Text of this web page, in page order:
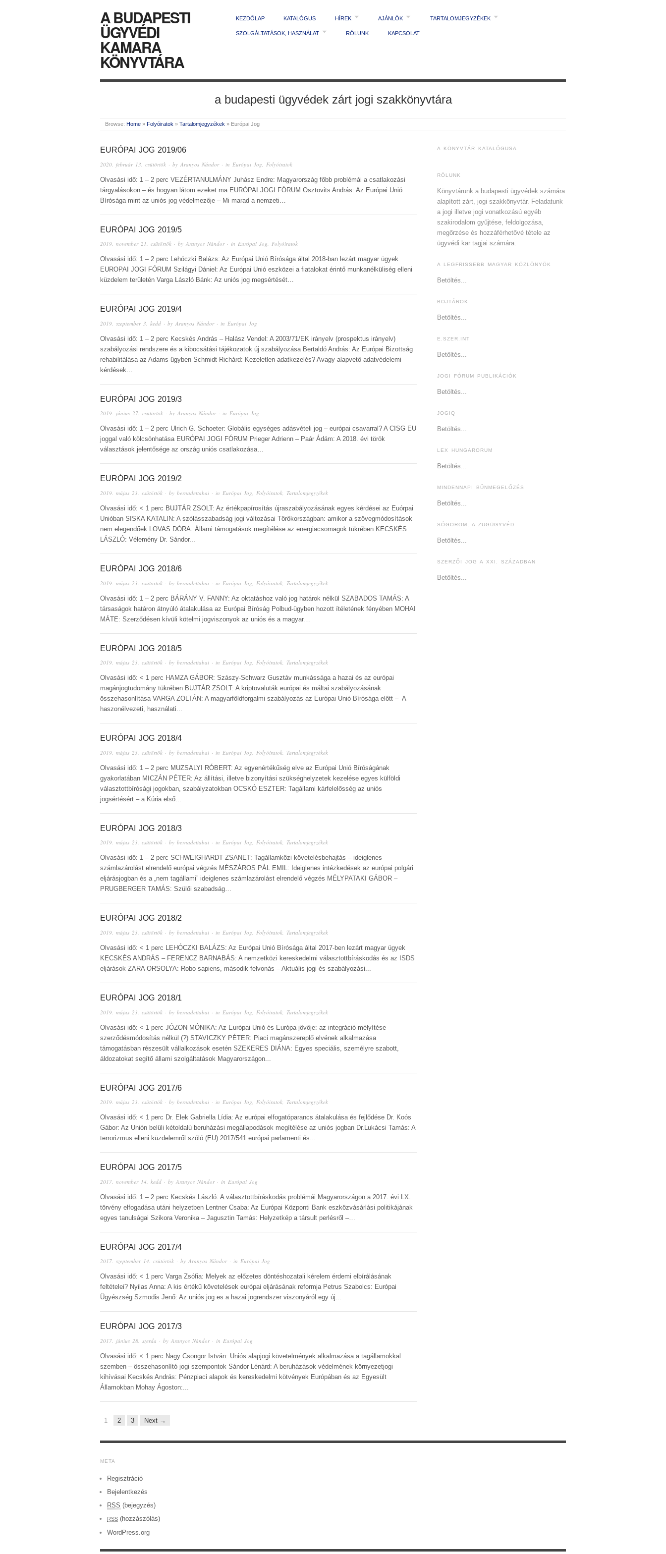
A BUDAPESTI
ÜGYVÉDI
KAMARA
KÖNYVTÁRA
KEZDŐLAP KATALÓGUS HÍREK AJÁNLÓK TARTALOMJEGYZÉKEK
SZOLGÁLTATÁSOK, HASZNÁLAT RÓLUNK KAPCSOLAT
a budapesti ügyvédek zárt jogi szakkönyvtára
Browse: Home » Folyóiratok » Tartalomjegyzékek » Európai Jog
EURÓPAI JOG 2019/06
2020. február 13. csütörtök · by Aranyos Nándor· in Európai Jog Folyóiratok
Olvasási idő: 1 – 2 perc VEZÉRTANULMÁNY Juhász Endre: Magyarország főbb problémái a csatlakozási
tárgyalásokon – és hogyan látom ezeket ma EURÓPAI JOGI FÓRUM Osztovits András: Az Európai Unió
Bírósága mint az uniós jog védelmezője – Mi marad a nemzeti…
EURÓPAI JOG 2019/5
2019. november 21. csütörtök · by Aranyos Nándor· in Európai Jog, Folyóiratok
Olvasási idő: 1 – 2 perc Lehóczki Balázs: Az Európai Unió Bírósága által 2018-ban lezárt magyar ügyek
EUROPAI JOGI FÓRUM Szilágyi Dániel: Az Európai Unió eszközei a fiatalokat érintő munkanélküliség elleni
küzdelem területén Varga László Bánk: Az uniós jog megsértését…
EURÓPAI JOG 2019/4
2019. szeptember 3. kedd · by Aranyos Nándor· in Európai Jog
Olvasási idő: 1 – 2 perc Kecskés András – Halász Vendel: A 2003/71/EK irányelv (prospektus irányelv)
szabályozási rendszere és a kibocsátási tájékozatok új szabályozása Bertaldó András: Az Európai Bizottság
rehabilitálása az Adams-ügyben Schmidt Richárd: Kezeletlen adatkezelés? Avagy alapvető adatvédelemi
kérdések…
EURÓPAI JOG 2019/3
2019. június 27. csütörtök · by Aranyos Nándor· in Európai Jog
Olvasási idő: 1 – 2 perc Ulrich G. Schoeter: Globális egységes adásvételi jog – európai csavarral? A CISG EU
joggal való kölcsönhatása EURÓPAI JOGI FÓRUM Prieger Adrienn – Paár Ádám: A 2018. évi török
választások jelentősége az ország uniós csatlakozása…
EURÓPAI JOG 2019/2
2019. május 23. csütörtök · by bernadettabai · in Európai Jog Folyóiratok Tartalomjegyzékek
Olvasási idő: < 1 perc BUJTÁR ZSOLT: Az értékpapírosítás újraszabályozásának egyes kérdései az Euórpai
Unióban SISKA KATALIN: A szólásszabadság jogi változásai Törökországban: amikor a szövegmódosítások
nem elegendőek LOVAS DÓRA: Állami támogatások megítélése az energiacsomagok tükrében KECSKÉS
LÁSZLÓ: Vélemény Dr. Sándor...
EURÓPAI JOG 2018/6
2019. május 23. csütörtök · by bernadettabai · in Európai Jog Folyóiratok Tartalomjegyzékek
Olvasási idő: 1 – 2 perc BÁRÁNY V. FANNY: Az oktatáshoz való jog határok nélkül SZABADOS TAMÁS: A
társaságok határon átnyúló átalakulása az Európai Bíróság Polbud-ügyben hozott ítéletének fényében MOHAI
MÁTE: Szerződésen kívüli kötelmi jogviszonyok az uniós és a magyar…
EURÓPAI JOG 2018/5
2019. május 23. csütörtök · by bernadettabai · in Európai Jog, Folyóiratok, Tartalomjegyzékek
Olvasási idő: < 1 perc HAMZA GÁBOR: Szászy-Schwarz Gusztáv munkássága a hazai és az európai
magánjogtudomány tükrében BUJTÁR ZSOLT: A kriptovaluták európai és máltai szabályozásának
összehasonlítása VARGA ZOLTÁN: A magyarföldforgalmi szabályozás az Európai Unió Bírósága előtt – A
haszonélvezeti, használati...
EURÓPAI JOG 2018/4
2019. május 23. csütörtök · by bernadettabai · in Európai Jog Folyóiratok Tartalomjegyzékek
Olvasási idő: 1 – 2 perc MUZSALYI RÓBERT: Az egyenértékűség elve az Európai Unió Bíróságának
gyakorlatában MICZÁN PÉTER: Az állítási, illetve bizonyítási szükséghelyzetek kezelése egyes külföldi
választottbírósági jogokban, szabályzatokban OCSKÓ ESZTER: Tagállami kárfelelősség az uniós
jogsértésért – a Kúria első…
EURÓPAI JOG 2018/3
2019. május 23. csütörtök · by bernadettabai · in Európai Jog, Folyóiratok, Tartalomjegyzékek
Olvasási idő: 1 – 2 perc SCHWEIGHARDT ZSANET: Tagállamközi követelésbehajtás – ideiglenes
számlazárolást elrendelő európai végzés MÉSZÁROS PÁL EMIL: Ideiglenes intézkedések az európai polgári
eljárásjogban és a „nem tagállami” ideiglenes számlazárolást elrendelő végzés MÉLYPATAKI GÁBOR –
PRUGBERGER TAMÁS: Szülői szabadság…
EURÓPAI JOG 2018/2
2019. május 23. csütörtök · by bernadettabai · in Európai Jog Folyóiratok Tartalomjegyzékek
Olvasási idő: < 1 perc LEHÓCZKI BALÁZS: Az Európai Unió Bírósága által 2017-ben lezárt magyar ügyek
KECSKÉS ANDRÁS – FERENCZ BARNABÁS: A nemzetközi kereskedelmi választottbíráskodás és az ISDS
eljárások ZARA ORSOLYA: Robo sapiens, második felvonás – Aktuális jogi és szabályozási...
EURÓPAI JOG 2018/1
2019. május 23. csütörtök · by bernadettabai · in Európai Jog Folyóiratok Tartalomjegyzékek
Olvasási idő: < 1 perc JÓZON MÓNIKA: Az Európai Unió és Európa jövője: az integráció mélyítése
szerződésmódosítás nélkül (?) STAVICZKY PÉTER: Piaci magánszereplő elvének alkalmazása
támogatásban részesült vállalkozások esetén SZEKERES DIÁNA: Egyes speciális, személyre szabott,
áldozatokat segítő állami szolgáltatások Magyarországon...
EURÓPAI JOG 2017/6
2019. május 23. csütörtök · by bernadettabai · in Európai Jog, Folyóiratok, Tartalomjegyzékek
Olvasási idő: < 1 perc Dr. Elek Gabriella Lídia: Az európai elfogatóparancs átalakulása és fejlődése Dr. Koós
Gábor: Az Unión belüli kétoldalú beruházási megállapodások megítélése az uniós jogban Dr.Lukácsi Tamás: A
terrorizmus elleni küzdelemről szóló (EU) 2017/541 európai parlamenti és...
EURÓPAI JOG 2017/5
2017. november 14. kedd · by Aranyos Nándor· in Európai Jog
Olvasási idő: 1 – 2 perc Kecskés László: A választottbíráskodás problémái Magyarországon a 2017. évi LX.
törvény elfogadása utáni helyzetben Lentner Csaba: Az Európai Központi Bank eszközvásárlási politikájának
egyes tanulságai Szikora Veronika – Jagusztin Tamás: Helyzetkép a társult perlésről –…
EURÓPAI JOG 2017/4
2017. szeptember 14. csütörtök · by Aranyos Nándor· in Európai Jog
Olvasási idő: < 1 perc Varga Zsófia: Melyek az előzetes döntéshozatali kérelem érdemi elbírálásának
feltételei? Nyilas Anna: A kis értékű követelések európai eljárásának reformja Petrus Szabolcs: Európai
Ügyészség Szmodis Jenő: Az uniós jog es a hazai jogrendszer viszonyáról egy új...
EURÓPAI JOG 2017/3
2017. június 28. szerda · by Aranyos Nándor· in Európai Jog
Olvasási idő: < 1 perc Nagy Csongor István: Uniós alapjogi követelmények alkalmazása a tagállamokkal
szemben – összehasonlító jogi szempontok Sándor Lénárd: A beruházások védelmének környezetjogi
kihívásai Kecskés András: Pénzpiaci alapok és kereskedelmi kötvények Európában és az Egyesült
Államokban Mohay Ágoston:...
1 2 3 Next →
A KÖNYVTÁR KATALÓGUSA
RÓLUNK
Könyvtárunk a budapesti ügyvédek számára
alapított zárt, jogi szakkönyvtár. Feladatunk
a jogi illetve jogi vonatkozású egyéb
szakirodalom gyűjtése, feldolgozása,
megőrzése és hozzáférhetővé tétele az
ügyvédi kar tagjai számára.
A LEGFRISSEBB MAGYAR KÖZLÖNYÖK
Betöltés...
BOJTÁROK
Betöltés...
E.SZER.INT
Betöltés...
JOGI FÓRUM PUBLIKÁCIÓK
Betöltés...
JOGIQ
Betöltés...
LEX HUNGARORUM
Betöltés...
MINDENNAPI BŰNMEGELŐZÉS
Betöltés...
SÓGOROM, A ZUGÜGYVÉD
Betöltés...
SZERZŐI JOG A XXI. SZÁZADBAN
Betöltés...
META
Regisztráció
Bejelentkezés
RSS (bejegyzés)
RSS (hozzászólás)
WordPress.org